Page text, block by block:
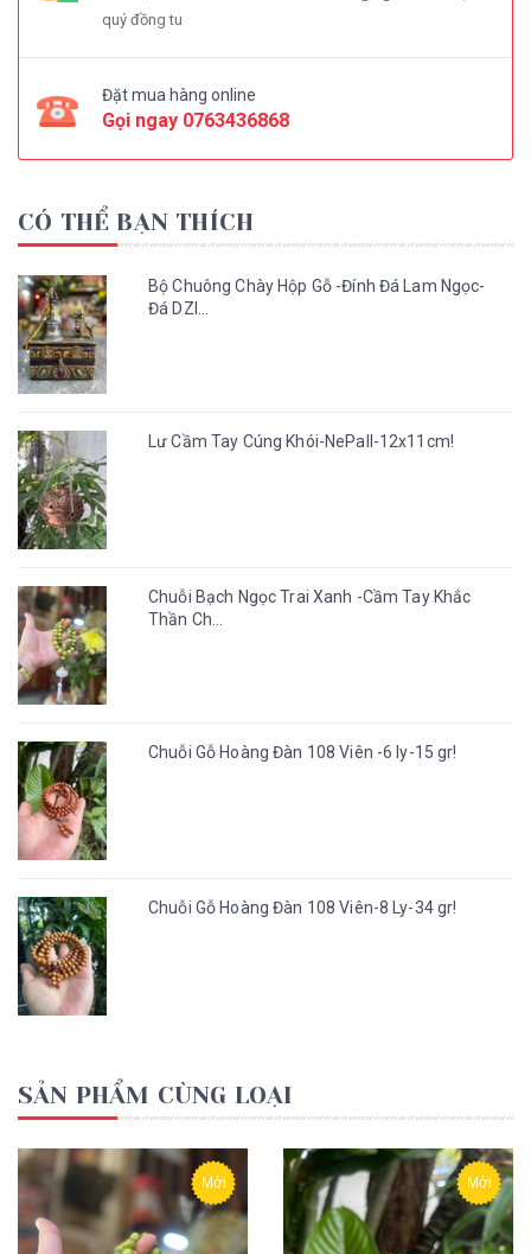
quý đồng tu
Đặt mua hàng online
Gọi ngay 0763436868
CÓ THỂ BẠN THÍCH
Bộ Chuông Chày Hộp Gỗ -Đính Đá Lam Ngọc-
Đá DZI...
Lư Cầm Tay Cúng Khói-NePall-12x11cm!
Chuỗi Bạch Ngọc Trai Xanh -Cầm Tay Khắc
Thần Ch...
Chuỗi Gỗ Hoàng Đàn 108 Viên -6 ly-15 gr!
Chuỗi Gỗ Hoàng Đàn 108 Viên-8 Ly-34 gr!
SẢN PHẨM CÙNG LOẠI
Mới Mới